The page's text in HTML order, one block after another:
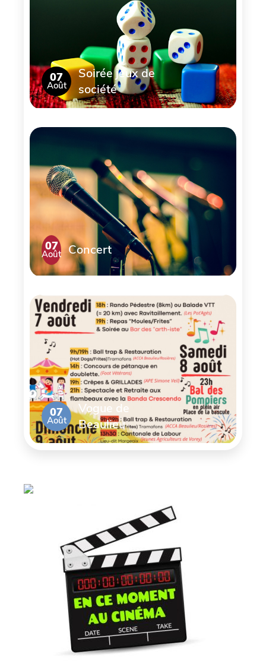
07
Août
Soirée jeux de
société
07
Août Concert
07
Août
Vogue de
Beaulieu